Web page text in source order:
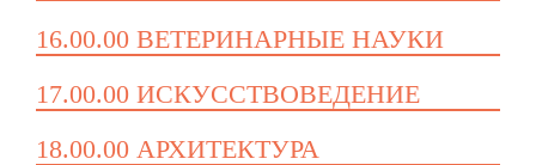
16.00.00 ВЕТЕРИНАРНЫЕ НАУКИ
17.00.00 ИСКУССТВОВЕДЕНИЕ
18.00.00 АРХИТЕКТУРА